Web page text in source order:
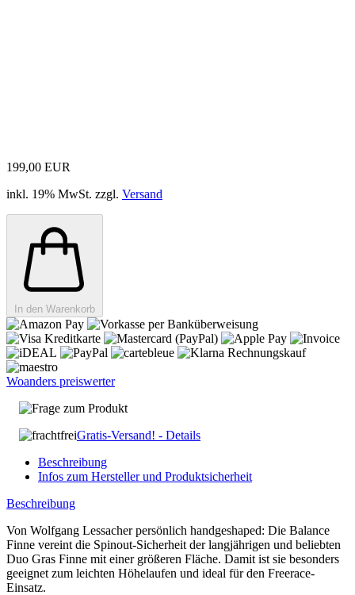
199,00 EUR
inkl. 19% MwSt. zzgl. Versand
In den Warenkorb
Woanders preiswerter
Frage zum Produkt
Gratis-Versand! - Details
Beschreibung
Infos zum Hersteller und Produktsicherheit
Beschreibung
Von Wolfgang Lessacher persönlich handgeshaped: Die Balance
Finne vereint die Spinout-Sicherheit der langjährigen und beliebten
Duo Gras Finne mit einer größeren Fläche. Damit ist sie besonders
geeignet zum leichten Höhelaufen und ideal für den Freerace-
Einsatz.